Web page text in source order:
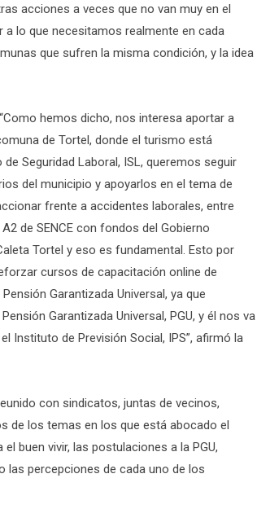
acciones a veces que no van muy en el
lo que necesitamos realmente en cada
que sufren la misma condición, y la idea
hemos dicho, nos interesa aportar a
de Tortel, donde el turismo está
Seguridad Laboral, ISL, queremos seguir
del municipio y apoyarlos en el tema de
frente a accidentes laborales, entre
de SENCE con fondos del Gobierno
Tortel y eso es fundamental. Esto por
cursos de capacitación online de
Garantizada Universal, ya que
Garantizada Universal, PGU, y él nos va
Instituto de Previsión Social, IPS”, afirmó la
con sindicatos, juntas de vecinos,
de los temas en los que está abocado el
buen vivir, las postulaciones a la PGU,
las percepciones de cada uno de los